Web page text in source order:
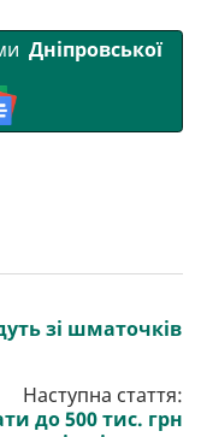
Дніпровської
зі шматочків
Наступна стаття:
до 500 тис. грн